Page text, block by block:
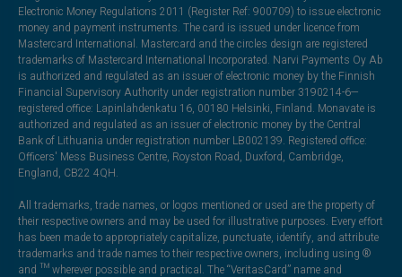
Electronic Money Regulations 2011 (Register Ref: 900709) to issue electronic
money and payment instruments. The card is issued under licence from
Mastercard International. Mastercard and the circles design are registered
trademarks of Mastercard International Incorporated. Narvi Payments Oy Ab
is authorized and regulated as an issuer of electronic money by the Finnish
Financial Supervisory Authority under registration number 3190214-6—
registered office: Lapinlahdenkatu 16, 00180 Helsinki, Finland. Monavate is
authorized and regulated as an issuer of electronic money by the Central
Bank of Lithuania under registration number LB002139. Registered office:
Officers' Mess Business Centre, Royston Road, Duxford, Cambridge,
England, CB22 4QH.
All trademarks, trade names, or logos mentioned or used are the property of
their respective owners and may be used for illustrative purposes. Every effort
has been made to appropriately capitalize, punctuate, identify, and attribute
trademarks and trade names to their respective owners, including using ®
and ™ wherever possible and practical. The “VeritasCard” name and